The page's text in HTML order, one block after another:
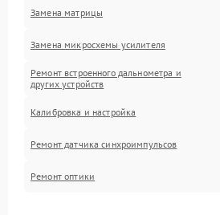
Замена матрицы
Замена микросхемы усилителя
Ремонт встроенного дальнометра и
других устройств
Калибровка и настройка
Ремонт датчика синхроимпульсов
Ремонт оптики